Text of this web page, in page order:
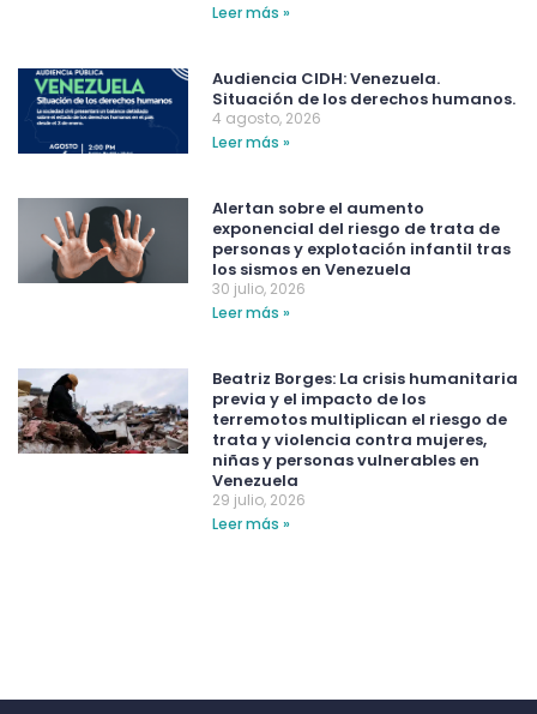
Leer más »
Audiencia CIDH: Venezuela.
Situación de los derechos humanos.
4 agosto, 2026
Leer más »
Alertan sobre el aumento
exponencial del riesgo de trata de
personas y explotación infantil tras
los sismos en Venezuela
30 julio, 2026
Leer más »
Beatriz Borges: La crisis humanitaria
previa y el impacto de los
terremotos multiplican el riesgo de
trata y violencia contra mujeres,
niñas y personas vulnerables en
Venezuela
29 julio, 2026
Leer más »